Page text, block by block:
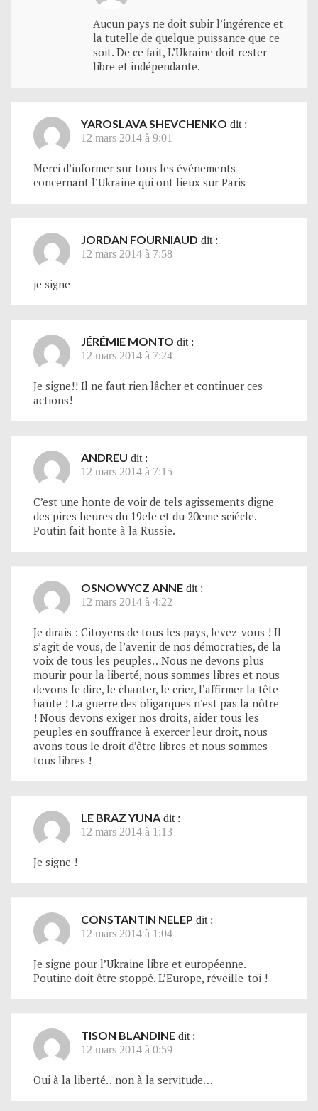
Aucun pays ne doit subir l’ingérence et
la tutelle de quelque puissance que ce
soit. De ce fait, L’Ukraine doit rester
libre et indépendante.
YAROSLAVA SHEVCHENKO dit :
12 mars 2014 à 9:01
Merci d’informer sur tous les événements
concernant l’Ukraine qui ont lieux sur Paris
JORDAN FOURNIAUD dit :
12 mars 2014 à 7:58
je signe
JÉRÉMIE MONTO dit :
12 mars 2014 à 7:24
Je signe!! Il ne faut rien lâcher et continuer ces
actions!
ANDREU dit :
12 mars 2014 à 7:15
C’est une honte de voir de tels agissements digne
des pires heures du 19ele et du 20eme sciécle.
Poutin fait honte à la Russie.
OSNOWYCZ ANNE dit :
12 mars 2014 à 4:22
Je dirais : Citoyens de tous les pays, levez-vous ! Il
s’agit de vous, de l’avenir de nos démocraties, de la
voix de tous les peuples…Nous ne devons plus
mourir pour la liberté, nous sommes libres et nous
devons le dire, le chanter, le crier, l’affirmer la tête
haute ! La guerre des oligarques n’est pas la nôtre
! Nous devons exiger nos droits, aider tous les
peuples en souffrance à exercer leur droit, nous
avons tous le droit d’être libres et nous sommes
tous libres !
LE BRAZ YUNA dit :
12 mars 2014 à 1:13
Je signe !
CONSTANTIN NELEP dit :
12 mars 2014 à 1:04
Je signe pour l’Ukraine libre et européenne.
Poutine doit être stoppé. L’Europe, réveille-toi !
TISON BLANDINE dit :
12 mars 2014 à 0:59
Oui à la liberté…non à la servitude…